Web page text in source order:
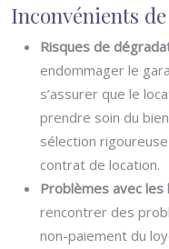
Inconvénients
Risques de
endommager le
s’assurer que le
prendre soin du
sélection
contrat de location.
Problèmes avec les
rencontrer des
non-paiement du